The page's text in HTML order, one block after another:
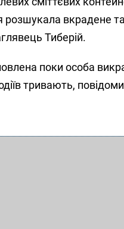
розшукала вкрадене
Тиберій.
поки особа
тривають,